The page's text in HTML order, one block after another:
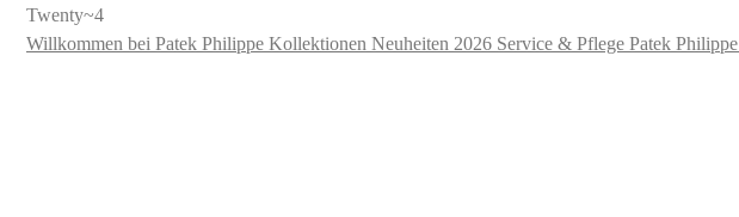
Twenty~4
Willkommen bei Patek Philippe Kollektionen Neuheiten 2026 Service & Pflege Patek Philippe